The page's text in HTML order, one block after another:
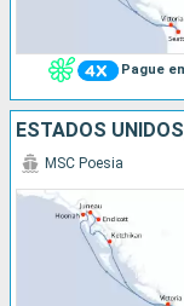
Pague
ESTADOS
MSC Poesia